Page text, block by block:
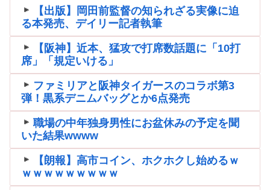
【出版】岡田前監督の知られざる実像に迫
る本発売、デイリー記者執筆
【阪神】近本、猛攻で打席数話題に「10打
席」「規定いける」
ファミリアと阪神タイガースのコラボ第3
弾！黒系デニムバッグとか6点発売
職場の中年独身男性にお盆休みの予定を聞
いた結果wwww
【朗報】高市コイン、ホクホクし始めるｗ
ｗｗｗｗｗｗｗｗｗ